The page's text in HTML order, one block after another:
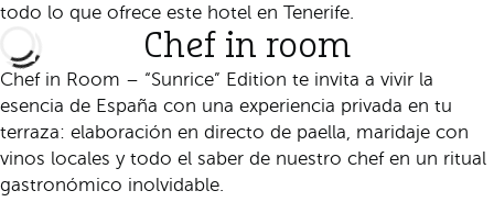
todo lo que ofrece este hotel en Tenerife.
Chef in room
Chef in Room – “Sunrice” Edition te invita a vivir la
esencia de España con una experiencia privada en tu
terraza: elaboración en directo de paella, maridaje con
vinos locales y todo el saber de nuestro chef en un ritual
gastronómico inolvidable.